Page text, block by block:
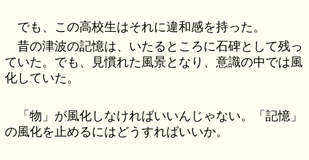
でも、この高校生はそれに違和感を持った。
昔の津波の記憶は、いたるところに石碑として残っ
ていた。でも、見慣れた風景となり、意識の中では風
化していた。
「物」が風化しなければいいんじゃない。「記憶」
の風化を止めるにはどうすればいいか。